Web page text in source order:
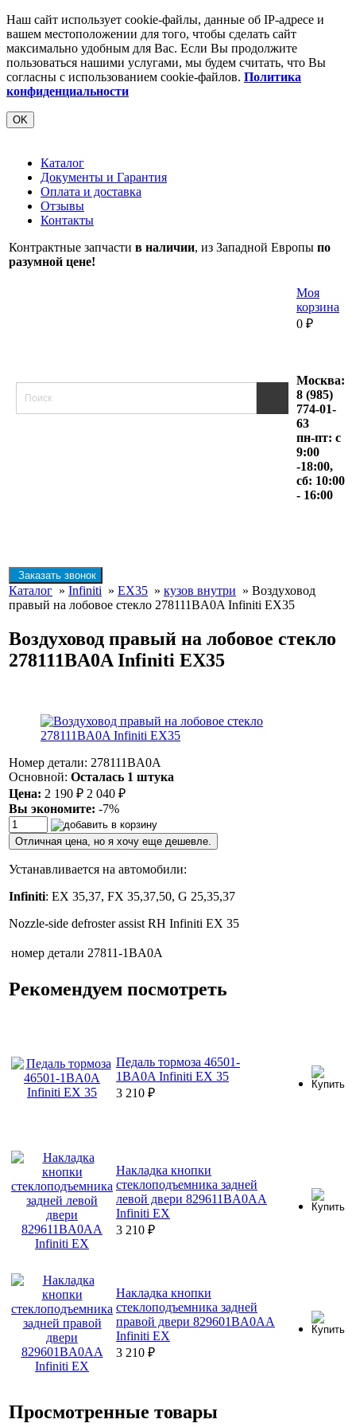
Наш сайт использует cookie-файлы, данные об IP-адресе и
вашем местоположении для того, чтобы сделать сайт
максимально удобным для Вас. Если Вы продолжите
пользоваться нашими услугами, мы будем считать, что Вы
согласны с использованием cookie-файлов. Политика
конфиденциальности
OK
Каталог
Документы и Гарантия
Оплата и доставка
Отзывы
Контакты
Контрактные запчасти в наличии, из Западной Европы по
разумной цене!
Моя
корзина
0 ₽
Москва:
8 (985)
774-01-
63
пн-пт: с
9:00
-18:00,
сб: 10:00
- 16:00
Заказать звонок
Каталог » Infiniti » EX35 » кузов внутри » Воздуховод
правый на лобовое стекло 278111BA0A Infiniti EX35
Воздуховод правый на лобовое стекло
278111BA0A Infiniti EX35
Номер детали: 278111BA0A
Основной: Осталась 1 штука
Цена: 2 190 ₽ 2 040 ₽
Вы экономите: -7%
Отличная цена, но я хочу еще дешевле.
Устанавливается на автомобили:
Infiniti: EX 35,37, FX 35,37,50, G 25,35,37
Nozzle-side defroster assist RH Infiniti EX 35
номер детали 27811-1BA0A
Рекомендуем посмотреть
Педаль тормоза 46501-
1BA0A Infiniti EX 35
3 210 ₽
Накладка кнопки
стеклоподъемника задней
левой двери 829611BA0AA
Infiniti EX
3 210 ₽
Накладка кнопки
стеклоподъемника задней
правой двери 829601BA0AA
Infiniti EX
3 210 ₽
Просмотренные товары